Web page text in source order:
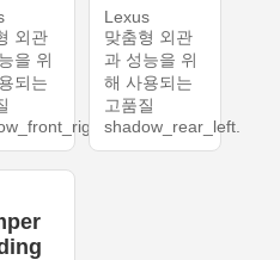
외관
을 위
되는
Lexus
맞춤형 외관
과 성능을 위
해 사용되는
고품질
shadow_rear_left.